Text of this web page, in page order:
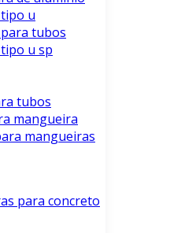
u
tubos
u sp
tubos
mangueira
mangueiras
para concreto